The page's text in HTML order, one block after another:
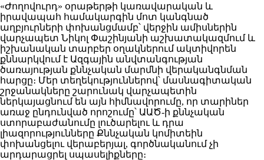
«Ժողովուրդ» օրաթերթի կառավարական և
իրավապահ համակարգին մոտ կանգնած
աղբյուրների փոխանցմամբ՝ վերջին ամիսներին
վարչապետ Նիկոլ Փաշինյանի աշխատակազմում և
իշխանական տարբեր օղակներում ակտիվորեն
քննարկվում է Ազգային անվտանգության
ծառայության քննչական մարմնի վերականգնման
հարցը։ Մեր տեղեկություններով՝ մասնագիտական
շրջանակները շարունակ վարչապետին
ներկայացնում են այն հիմնավորումը, որ տարիներ
առաջ ընդունված որոշումը՝ ԱԱԾ-ի քննչական
ստորաբաժանումը լուծարելու և դրա
լիազորությունները Քննչական կոմիտեին
փոխանցելու վերաբերյալ, գործնականում չի
արդարացրել սպասելիքները։